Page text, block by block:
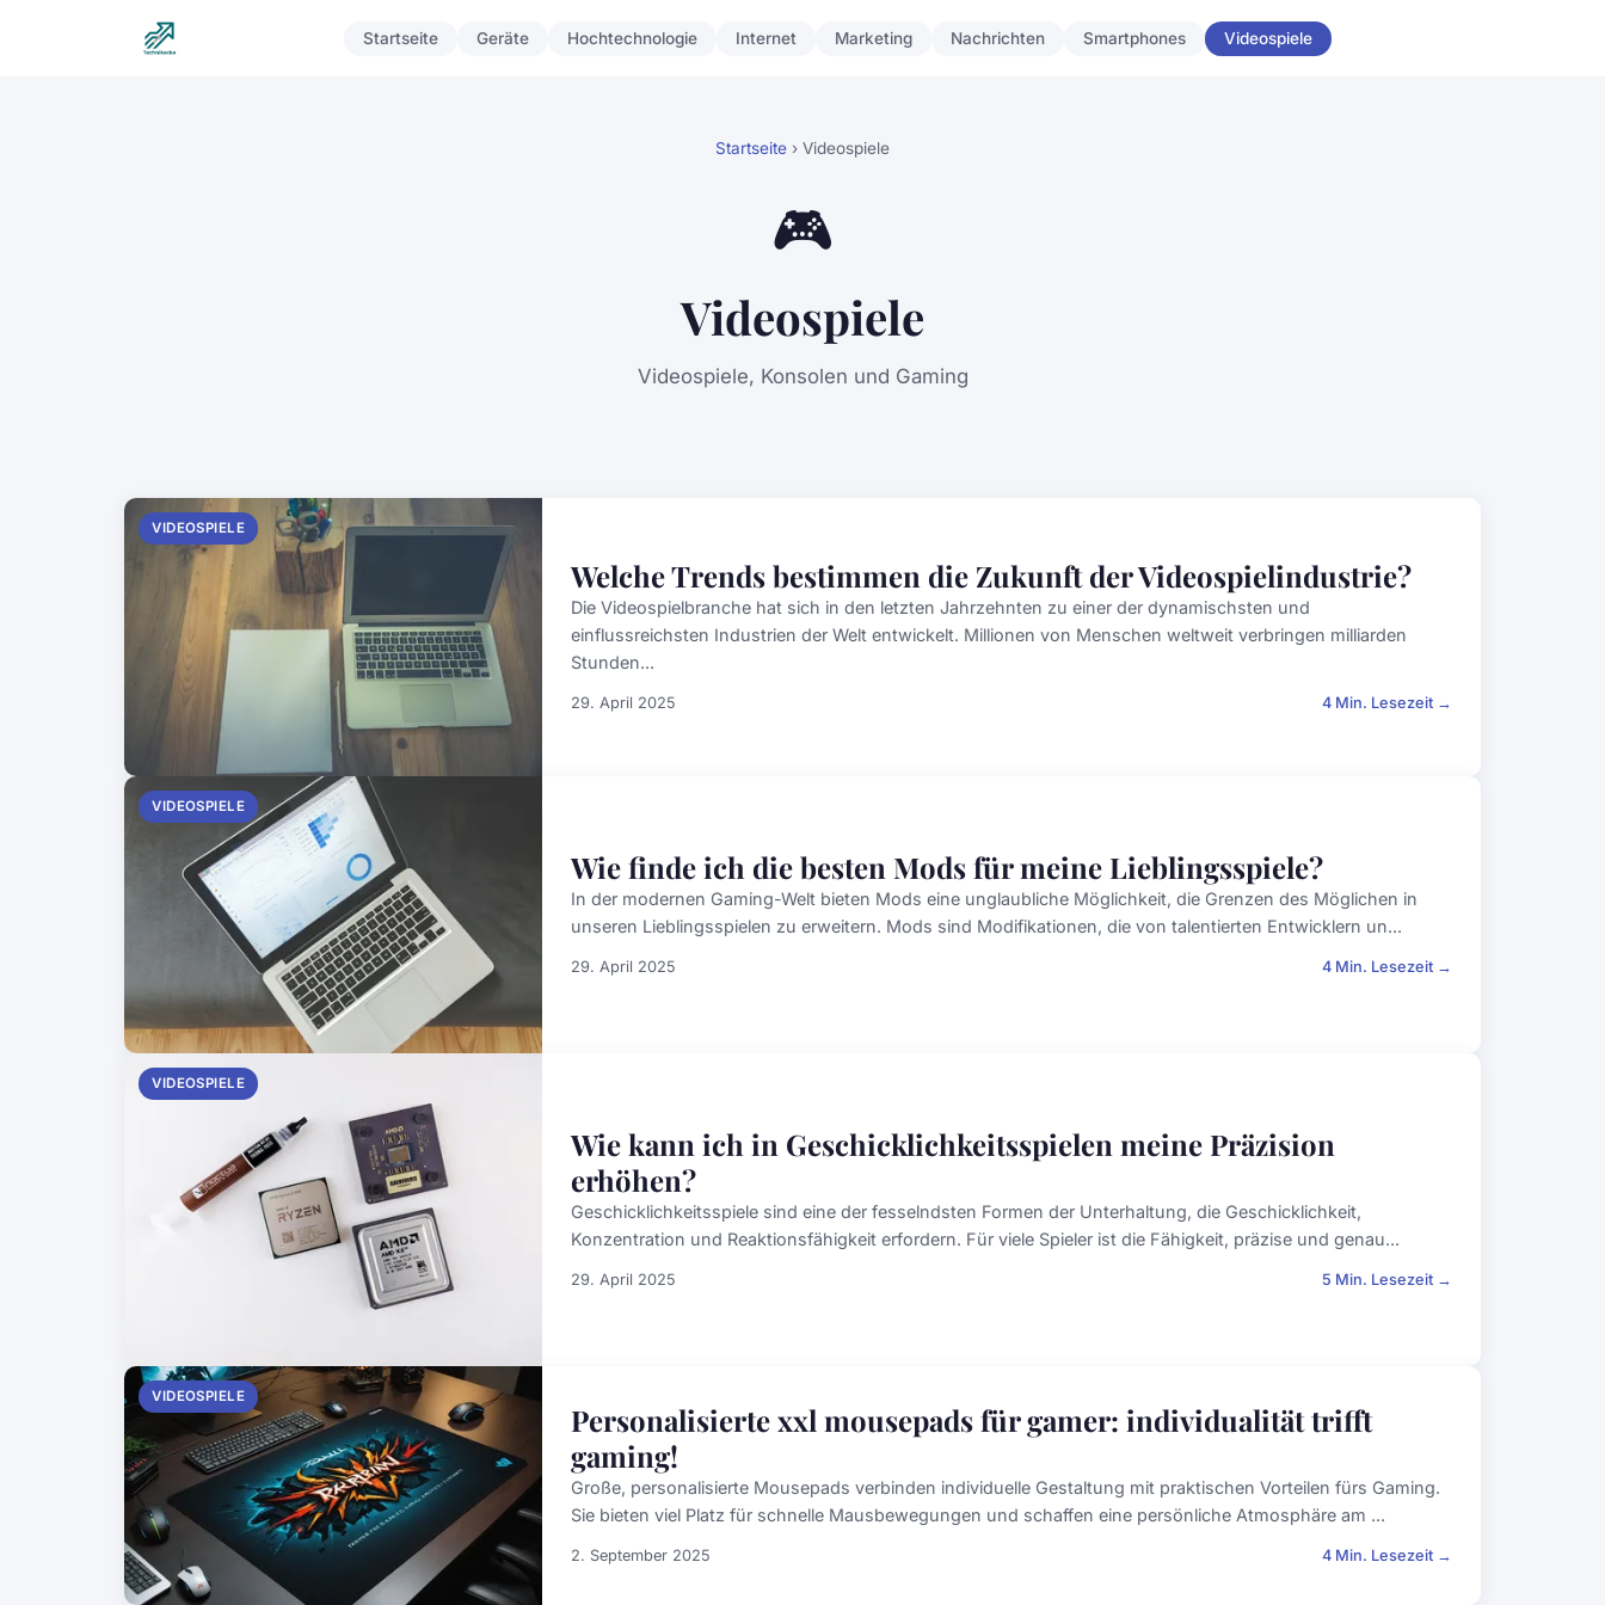
Startseite Geräte Hochtechnologie Internet Marketing Nachrichten Smartphones Videospiele
Startseite › Videospiele
🎮
Videospiele
Videospiele, Konsolen und Gaming
VIDEOSPIELE
Welche Trends bestimmen die Zukunft der Videospielindustrie?
Die Videospielbranche hat sich in den letzten Jahrzehnten zu einer der dynamischsten und
einflussreichsten Industrien der Welt entwickelt. Millionen von Menschen weltweit verbringen milliarden
Stunden...
29. April 2025 4 Min. Lesezeit →
VIDEOSPIELE
Wie finde ich die besten Mods für meine Lieblingsspiele?
In der modernen Gaming-Welt bieten Mods eine unglaubliche Möglichkeit, die Grenzen des Möglichen in
unseren Lieblingsspielen zu erweitern. Mods sind Modifikationen, die von talentierten Entwicklern un...
29. April 2025 4 Min. Lesezeit →
VIDEOSPIELE
Wie kann ich in Geschicklichkeitsspielen meine Präzision
erhöhen?
Geschicklichkeitsspiele sind eine der fesselndsten Formen der Unterhaltung, die Geschicklichkeit,
Konzentration und Reaktionsfähigkeit erfordern. Für viele Spieler ist die Fähigkeit, präzise und genau...
29. April 2025 5 Min. Lesezeit →
VIDEOSPIELE
Personalisierte xxl mousepads für gamer: individualität trifft
gaming!
Große, personalisierte Mousepads verbinden individuelle Gestaltung mit praktischen Vorteilen fürs Gaming.
Sie bieten viel Platz für schnelle Mausbewegungen und schaffen eine persönliche Atmosphäre am ...
2. September 2025 4 Min. Lesezeit →